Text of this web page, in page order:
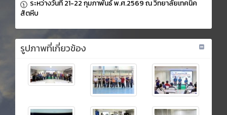
ระหว่างวันที่ 21-22 กุมภาพันธ์ พ.ศ.2569 ณ วิทยาลัยเทคนิค
สัตหีบ
รูปภาพที่เกี่ยวข้อง